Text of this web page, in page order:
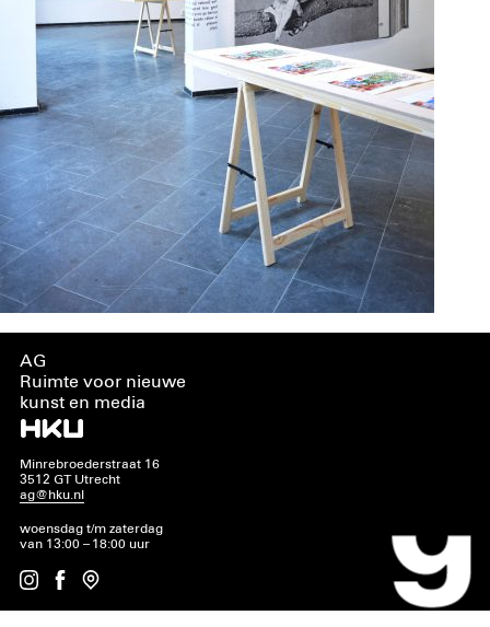
AG
Ruimte voor nieuwe
kunst en media
Minrebroederstraat 16
3512 GT Utrecht
ag@hku.nl
woensdag t/m zaterdag
van 13:00 – 18:00 uur